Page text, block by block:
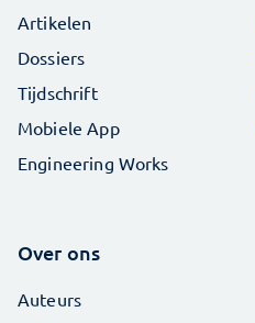
Artikelen
Dossiers
Tijdschrift
Mobiele App
Engineering Works
Over ons
Auteurs